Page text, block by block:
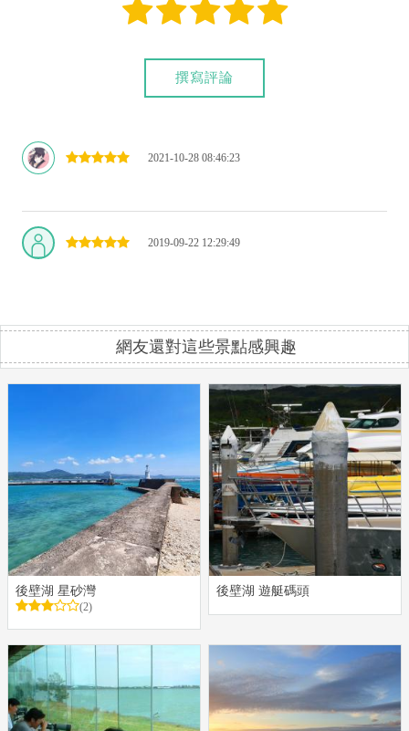
撰寫評論
2021-10-28 08:46:23
2019-09-22 12:29:49
網友還對這些景點感興趣
後壁湖 星砂灣
(2)
後壁湖 遊艇碼頭